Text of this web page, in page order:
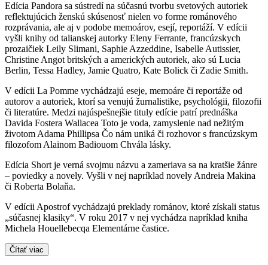
Edícia Pandora sa sústredí na súčasnú tvorbu svetových autoriek
reflektujúcich ženskú skúsenosť nielen vo forme románového
rozprávania, ale aj v podobe memoárov, esejí, reportáží. V edícii
vyšli knihy od talianskej autorky Eleny Ferrante, francúzskych
prozaičiek Leily Slimani, Saphie Azzeddine, Isabelle Autissier,
Christine Angot britských a amerických autoriek, ako sú Lucia
Berlin, Tessa Hadley, Jamie Quatro, Kate Bolick či Zadie Smith.
V edícii La Pomme vychádzajú eseje, memoáre či reportáže od
autorov a autoriek, ktorí sa venujú žurnalistike, psychológii, filozofii
či literatúre. Medzi najúspešnejšie tituly edície patrí prednáška
Davida Fostera Wallacea Toto je voda, zamyslenie nad nežitým
životom Adama Phillipsa Čo nám uniká či rozhovor s francúzskym
filozofom Alainom Badiouom Chvála lásky.
Edícia Short je verná svojmu názvu a zameriava sa na kratšie žánre
– poviedky a novely. Vyšli v nej napríklad novely Andreia Makina
či Roberta Bolaňa.
V edícii Apostrof vychádzajú preklady románov, ktoré získali status
„súčasnej klasiky“. V roku 2017 v nej vychádza napríklad kniha
Michela Houellebecqa Elementárne častice.
Čítať viac